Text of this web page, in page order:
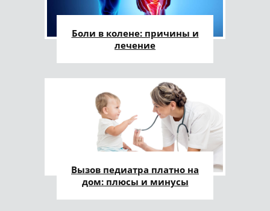
Боли в колене: причины и
лечение
Вызов педиатра платно на
дом: плюсы и минусы